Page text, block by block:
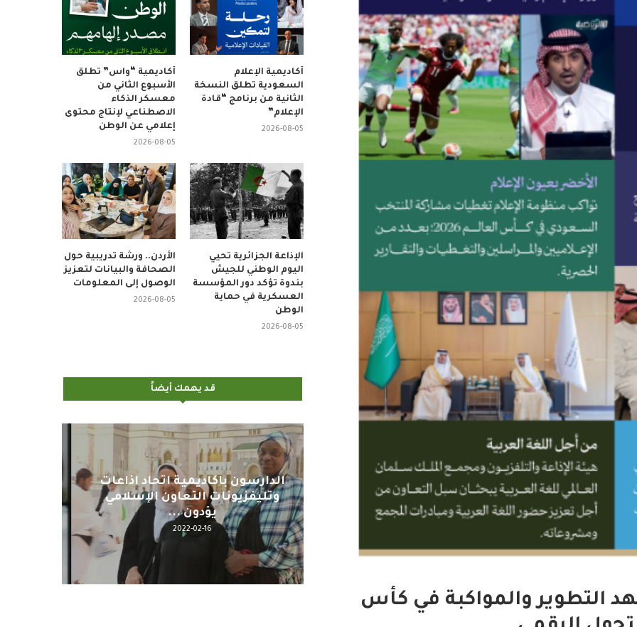
التطوير والمواكبة في كأس
أكاديمية “واس” تطلق
الأسبوع الثاني من
معسكر الذكاء
الاصطناعي لإنتاج محتوى
إعلامي عن الوطن
2026-08-05
أكاديمية الإعلام
السعودية تطلق النسخة
الثانية من برنامج “قادة
الإعلام”
2026-08-05
الأردن.. ورشة تدريبية حول
الصحافة والبيانات لتعزيز
الوصول إلى المعلومات
2026-08-05
الإذاعة الجزائرية تحيي
اليوم الوطني للجيش
بندوة تؤكد دور المؤسسة
العسكرية في حماية
الوطن
2026-08-05
قد يهمك أيضاً
الإسلامي
الدارسون باكاديمية اتحاد اذاعات
وتليفزيونات التعاون الإسلامي
يؤدون ...
اليوم : المشاركة بالاجتماع
التحضيري لمنظمي قمة اسيا...
2022-04-12